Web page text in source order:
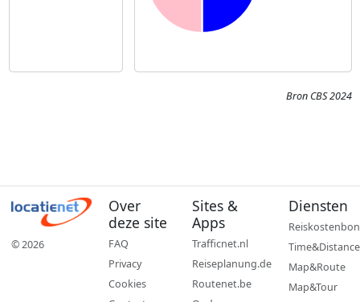
Bron CBS 2024
© 2026
Over
deze site
FAQ
Privacy
Cookies
Sites &
Apps
Trafficnet.nl
Reiseplanung.de
Routenet.be
Diensten
Reiskostenbon
Time&Distance
Map&Route
Map&Tour